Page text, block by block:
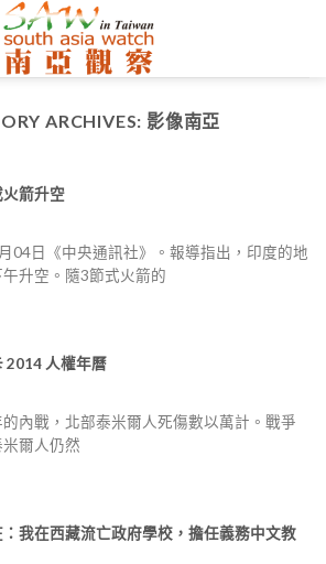
ARCHIVES: 影像南亞
箭升空
04日《中央通訊社》。報導指出，印度的地
升空。隨3節式火箭的
2014 人權年曆
內戰，北部泰米爾人死傷數以萬計。戰爭
爾人仍然
：我在西藏流亡政府學校，擔任義務中文教